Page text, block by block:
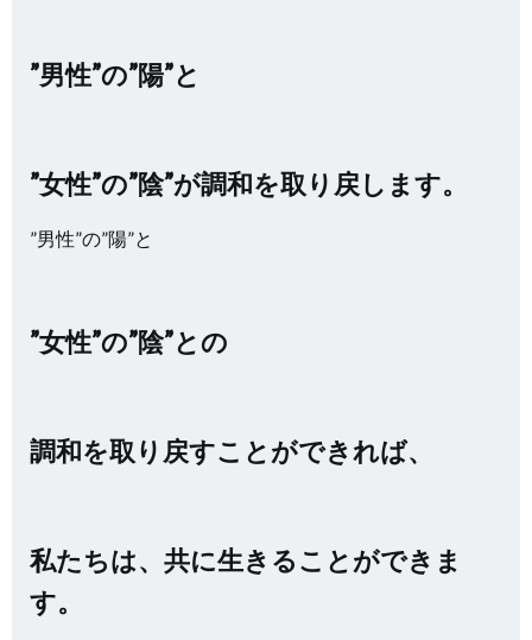
”男性”の”陽”と
”女性”の”陰”が調和を取り戻します。
”男性”の”陽”と
”女性”の”陰”との
調和を取り戻すことができれば、
私たちは、共に生きることができま
す。